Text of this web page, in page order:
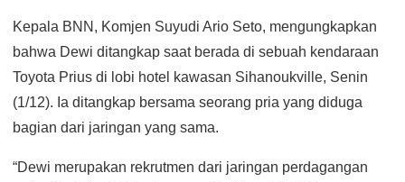
Kepala BNN, Komjen Suyudi Ario Seto, mengungkapkan
bahwa Dewi ditangkap saat berada di sebuah kendaraan
Toyota Prius di lobi hotel kawasan Sihanoukville, Senin
(1/12). Ia ditangkap bersama seorang pria yang diduga
bagian dari jaringan yang sama.
“Dewi merupakan rekrutmen dari jaringan perdagangan